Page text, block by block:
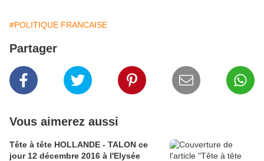
#POLITIQUE FRANCAISE
Partager
Vous aimerez aussi
Tête à tête HOLLANDE - TALON ce
jour 12 décembre 2016 à l'Elysée